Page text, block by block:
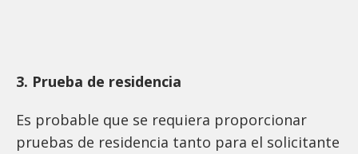
3. Prueba de residencia
Es probable que se requiera proporcionar
pruebas de residencia tanto para el solicitante